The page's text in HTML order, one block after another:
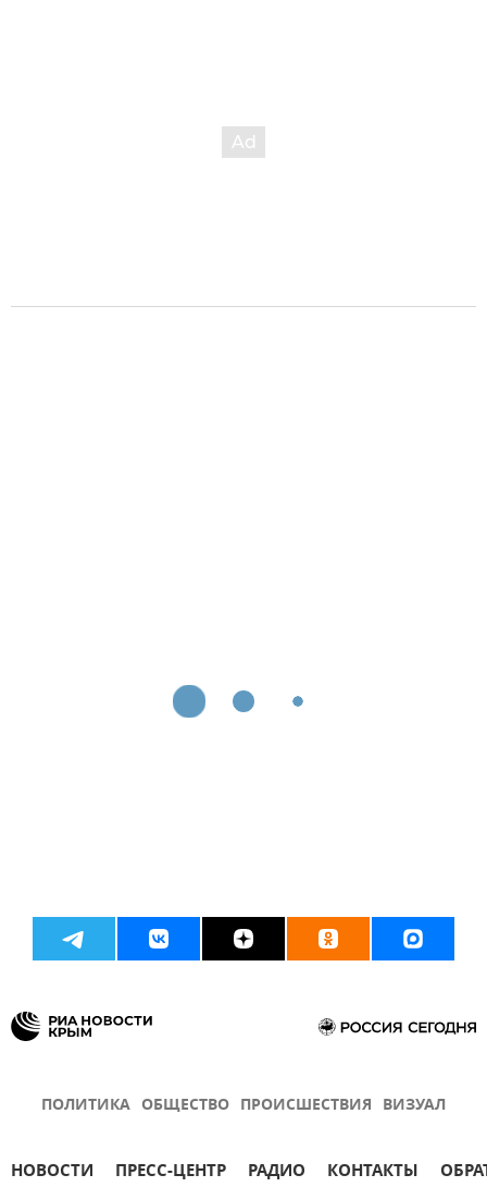
ПОЛИТИКА ОБЩЕСТВО ПРОИСШЕСТВИЯ ВИЗУАЛ
НОВОСТИ ПРЕСС-ЦЕНТР РАДИО КОНТАКТЫ